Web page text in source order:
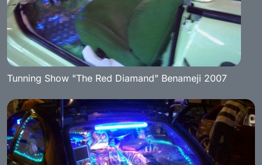
Tunning Show "The Red Diamand" Benameji 2007